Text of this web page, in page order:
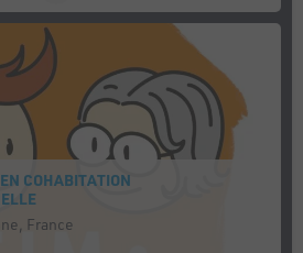
COHABITATION
France